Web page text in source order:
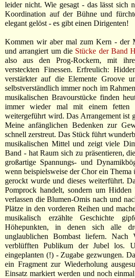
leider nicht. Wie gesagt - das lässt sich
Koordination auf der Bühne und
elegant gelöst - es gibt einen Dirigenten!
Kommen wir aber mal zum Kern - der
und arrangiert um die Stücke der Band
also aus den Prog-Rockern, mit
versteckten Finessen. Erfreulich:
verstärkter auf die Elemente Groove
selbstverständlich immer noch im
musikalischen Bravourstücke finden
immer wieder mal mit einem fetten
weitergeführt wird. Das Arrangement ist
Meine anfänglichen Bedenken zur
schnell zerstreut. Das Stück führt
musikalischen Mittel und zeigt viele
Band - hat Raum sich zu präsentieren,
großartige Spannungs- und
wenn beispielsweise der Chor ein
gerockt wurde und dieses weiterführt.
Pomprock handelt, sondern um
verlassen die Blumen-Omis nach und
Plätze in den vorderen Reihen und
musikalisch erzählte Geschichte
Höhepunkten, in denen sich alle
unglaublichen Bombast liefern.
verblüfften Publikum der Jubel los.
eingeplanten (!) - Zugabe gezwungen.
ein Fragment zur Wiederholung
Einsatz markiert werden und noch